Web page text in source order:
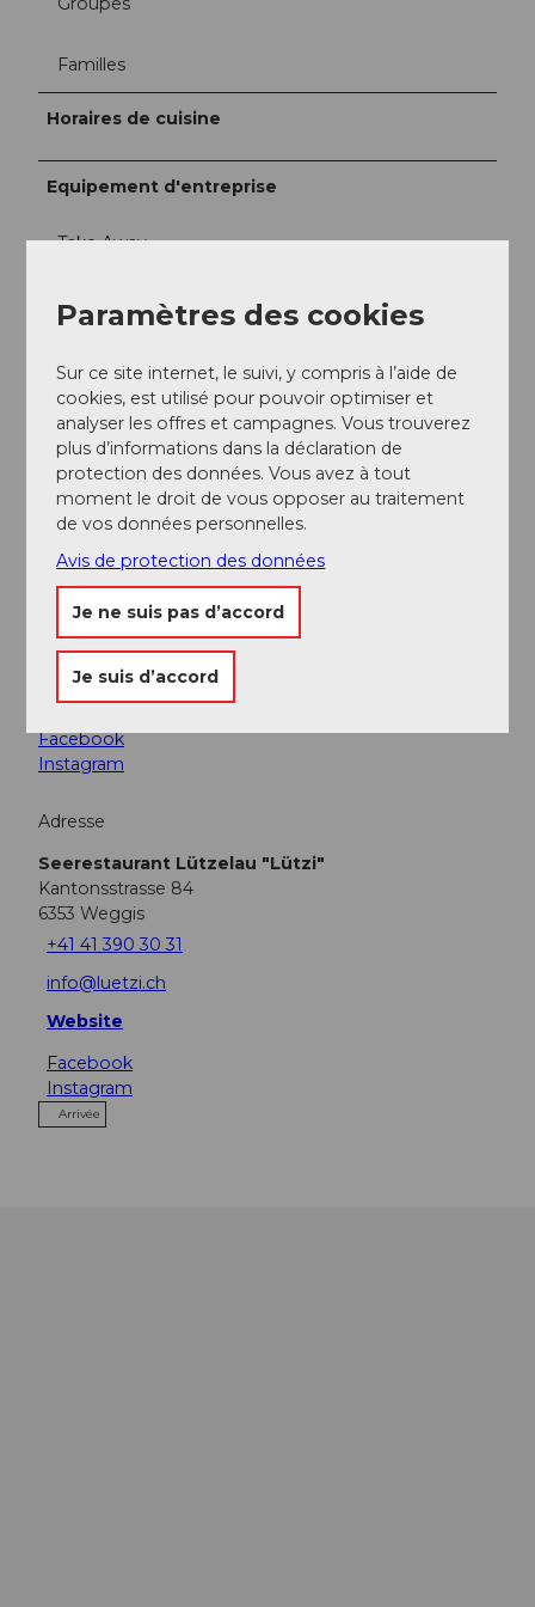
Familles
Horaires de cuisine
Equipement d'entreprise
Take Away
Déjeuner
Fêtes/mariages
Produits
Poisson
Gibier
Réseaux sociaux
Facebook
Instagram
Adresse
Seerestaurant Lützelau "Lützi"
Kantonsstrasse 84
6353 Weggis
+41 41 390 30 31
info@luetzi.ch
Website
Facebook
Instagram
Arrivée
Paramètres des cookies
Sur ce site internet, le suivi, y compris à l’aide de
cookies, est utilisé pour pouvoir optimiser et
analyser les offres et campagnes. Vous trouverez
plus d’informations dans la déclaration de
protection des données. Vous avez à tout
moment le droit de vous opposer au traitement
de vos données personnelles.
Avis de protection des données
Je ne suis pas d’accord
Je suis d’accord